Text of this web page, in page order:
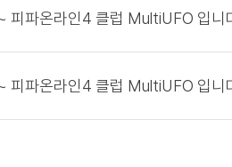
피파온라인4 클럽 MultiUFO 입
피파온라인4 클럽 MultiUFO 입